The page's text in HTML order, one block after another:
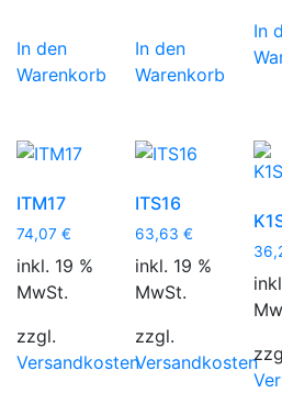
In den
Warenkorb
In den
Warenkorb
In
ITM17
74,07 €
inkl. 19 %
MwSt.
zzgl.
Versandkosten
ITS16
63,63€
inkl. 19 %
MwSt.
zzgl.
Versandkosten